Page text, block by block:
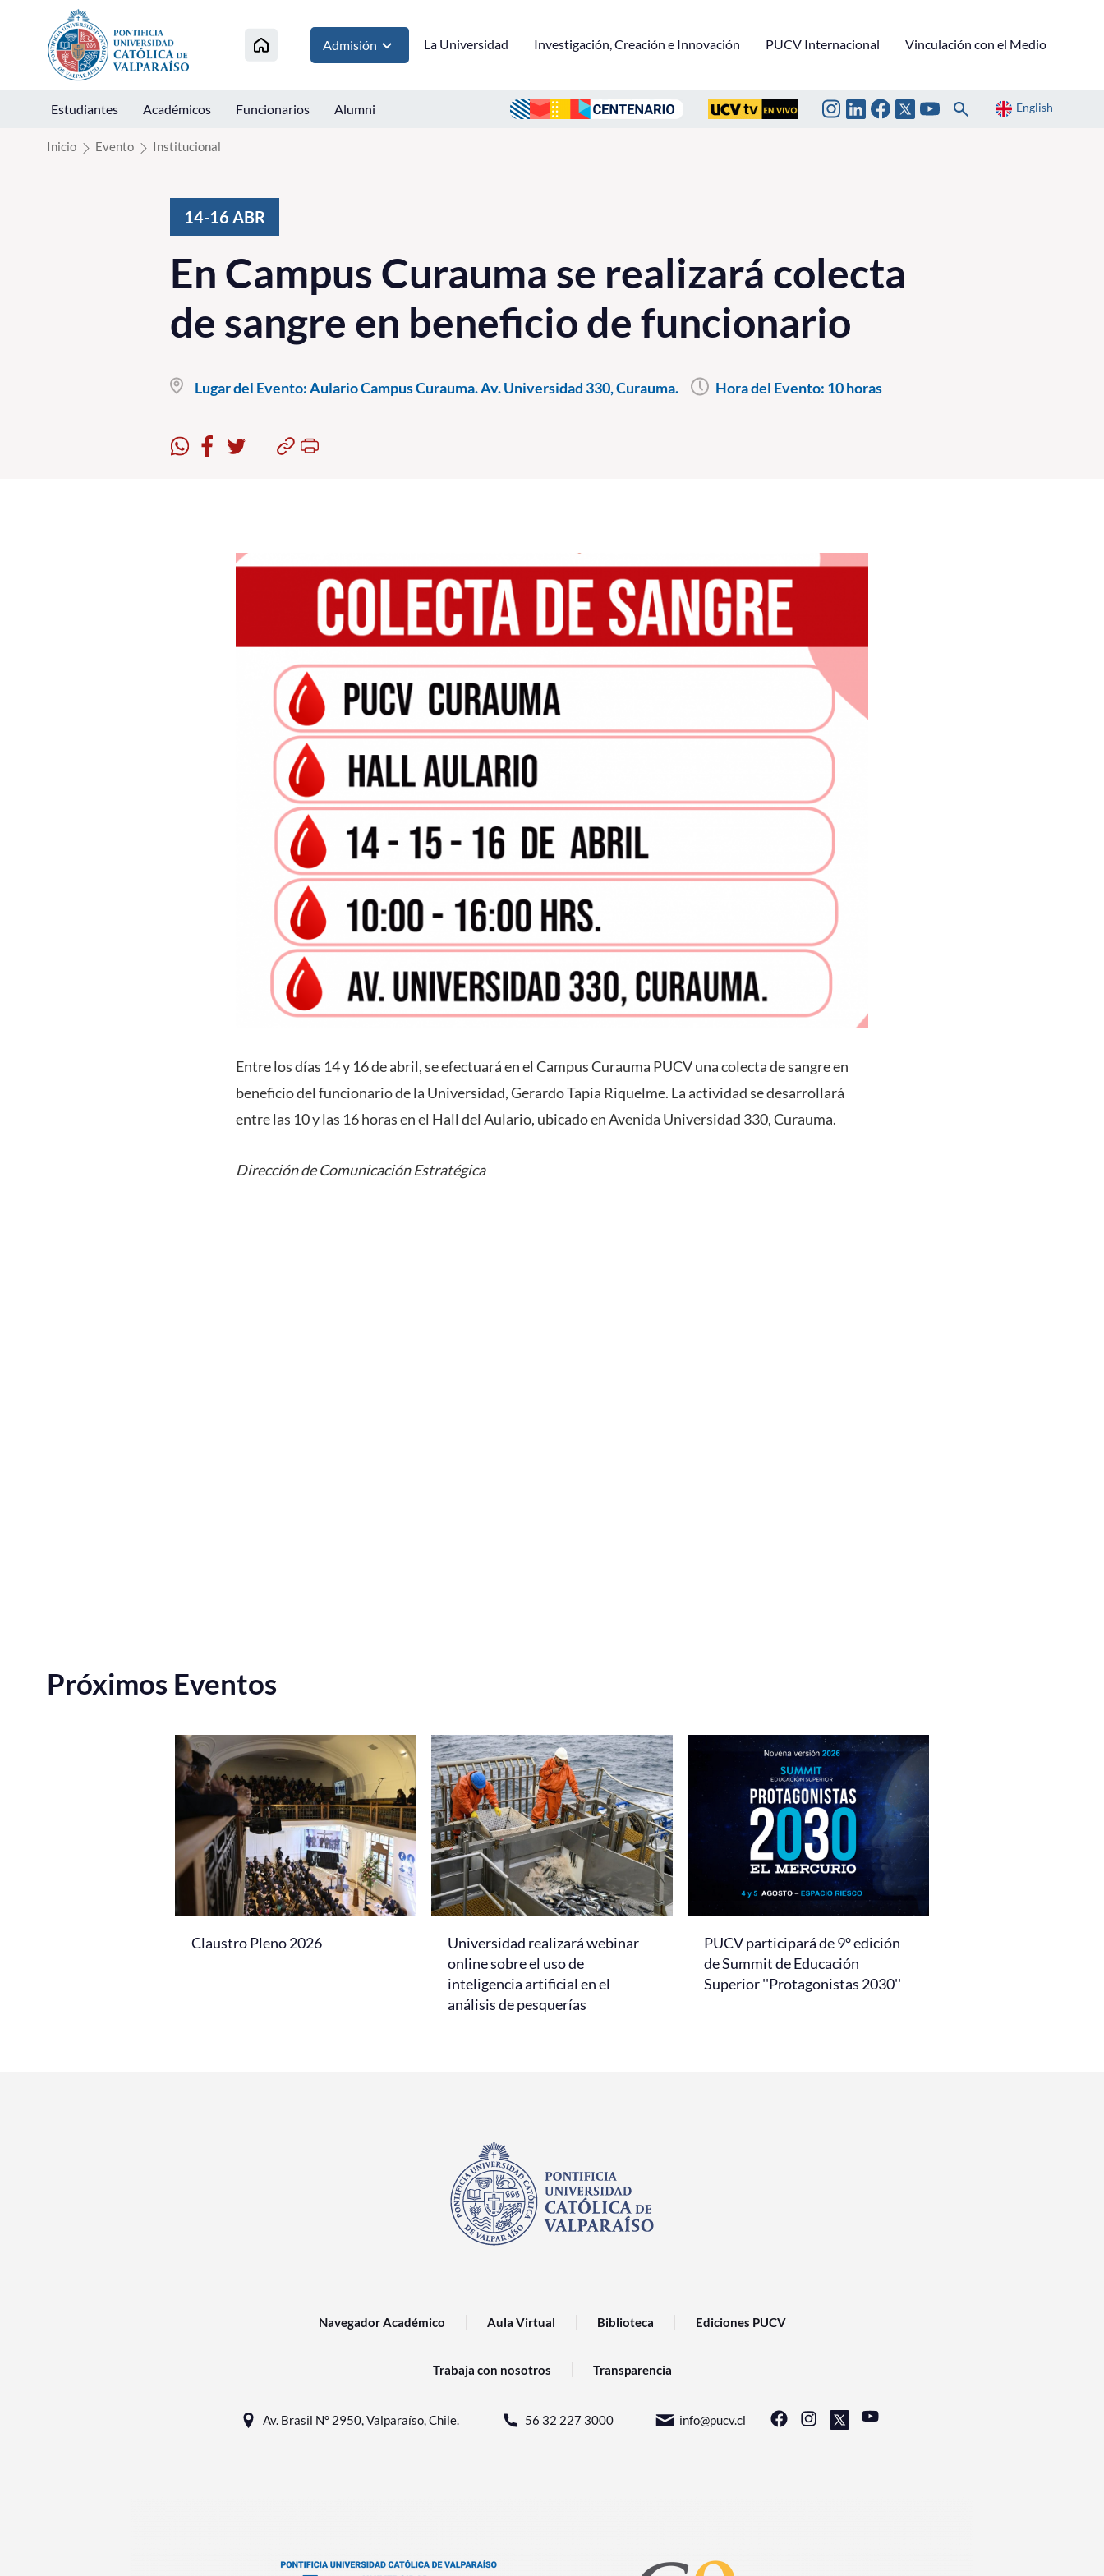
Click acá para ir directamente al contenido
Admisión La Universidad Investigación, Creación e Innovación PUCV Internacional Vinculación con el Medio
Estudiantes Académicos Funcionarios Alumni English
Inicio Evento Institucional
14-16 ABR
En Campus Curauma se realizará colecta
de sangre en beneficio de funcionario
Lugar del Evento:Aulario Campus Curauma. Av. Universidad 330, Curauma. Hora del Evento: 10 horas
Entre los días 14 y 16 de abril, se efectuará en el Campus Curauma PUCV una colecta de sangre en
beneficio del funcionario de la Universidad, Gerardo Tapia Riquelme. La actividad se desarrollará
entre las 10 y las 16 horas en el Hall del Aulario, ubicado en Avenida Universidad 330, Curauma.
Dirección de Comunicación Estratégica
Próximos Eventos
Claustro Pleno 2026
Universidad realizará webinar
online sobre el uso de
inteligencia artificial en el
análisis de pesquerías
PUCV participará de 9° edición
de Summit de Educación
Superior ''Protagonistas 2030''
Navegador Académico Aula Virtual Biblioteca Ediciones PUCV
Trabaja con nosotros Transparencia
Av. Brasil N° 2950, Valparaíso, Chile. 56 32 227 3000 info@pucv.cl